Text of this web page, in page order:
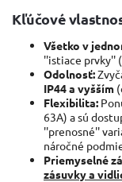
Kľúčové
Všetko v
''istiace prvky'' (
Odolnosť:
IP44 a vyšším
Flexibilita:
63A) a sú
''prenosné''
náročné
Priemyselné
zásuvky a